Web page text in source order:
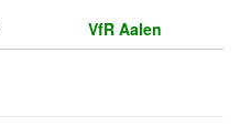
VfR Aalen